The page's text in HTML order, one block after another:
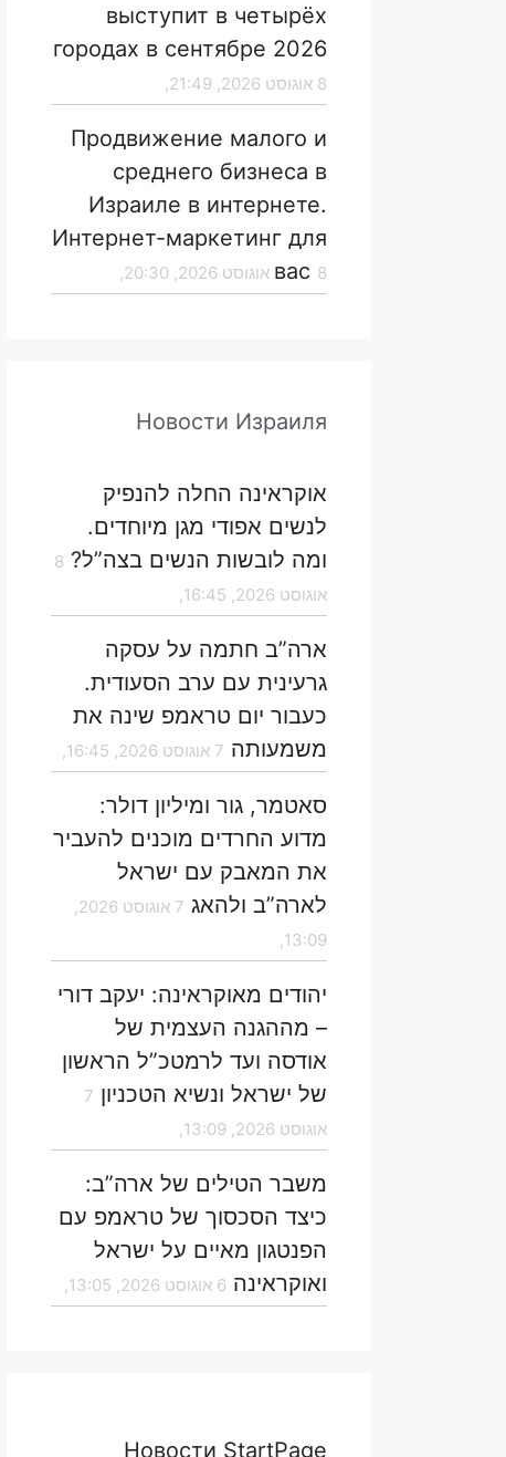
выступит в четырёх
городах в сентябре 2026
8 אוגוסט 2026, 21:49,
Продвижение малого и
среднего бизнеса в
Израиле в интернете.
Интернет-маркетинг для
вас 8 אוגוסט 2026, 20:30,
Новости Израиля
אוקראינה החלה להנפיק
לנשים אפודי מגן מיוחדים.
ומה לובשות הנשים בצה”ל? 8
אוגוסט 2026, 16:45,
ארה”ב חתמה על עסקה
גרעינית עם ערב הסעודית.
כעבור יום טראמפ שינה את
משמעותה 7 אוגוסט 2026, 16:45,
סאטמר, גור ומיליון דולר:
מדוע החרדים מוכנים להעביר
את המאבק עם ישראל
לארה”ב ולהאג
7 אוגוסט 2026,
13:09,
יהודים מאוקראינה: יעקב דורי
– מההגנה העצמית של
אודסה ועד לרמטכ”ל הראשון
של ישראל ונשיא הטכניון 7
אוגוסט 2026, 13:09,
משבר הטילים של ארה”ב:
כיצד הסכסוך של טראמפ עם
הפנטגון מאיים על ישראל
ואוקראינה 6 אוגוסט 2026, 13:05,
Новости StartPage